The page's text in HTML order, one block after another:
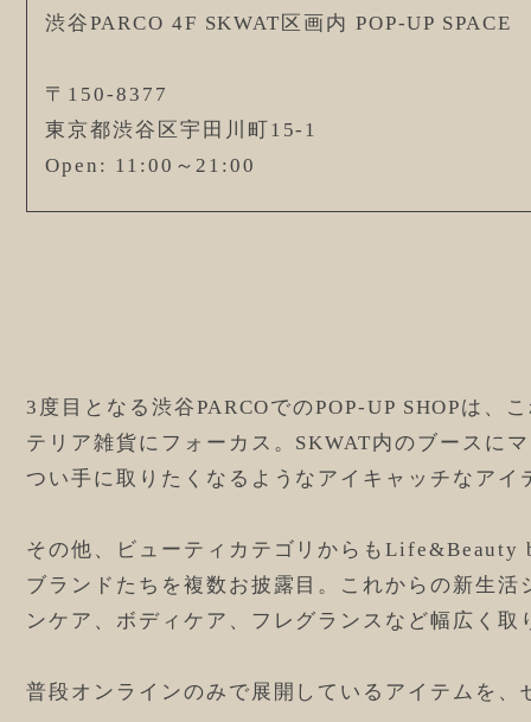
渋谷PARCO 4F SKWAT区画内 POP-UP SPACE
〒150-8377
東京都渋谷区宇田川町15-1
Open: 11:00～21:00
3度目となる渋谷PARCOでのPOP-UP SHOPは、
テリア雑貨にフォーカス。SKWAT内のブースに
つい手に取りたくなるようなアイキャッチなア
その他、ビューティカテゴリからも
ブランドたちを複数お披露目。これからの新生
ンケア、ボディケア、フレグランスなど幅広く取
普段オンラインのみで展開しているアイテムを